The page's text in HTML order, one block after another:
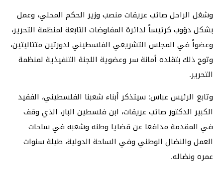
وشغل الراحل صائب عريقات منصب وزير الحكم المحلي، وعمل
بشكل دؤوب كرئيساً لدائرة المفاوضات التابعة لمنظمة التحرير،
وعضواً في المجلس التشريعي الفلسطيني لدورتين متتاليتين،
وتوج ذلك بتقلده أمانة سر وعضوية اللجنة التنفيذية لمنظمة
التحرير.
وتابع الرئيس عباس: سيتذكر أبناء شعبنا الفلسطيني، الفقيد
الكبير الدكتور صائب عريقات، ابن فلسطين البار، الذي وقف
في المقدمة مدافعا عن قضايا وطنه وشعبه في ساحات
العمل والنضال الوطني وفي الساحة الدولية، طيلة سنوات
عمره ونضاله.